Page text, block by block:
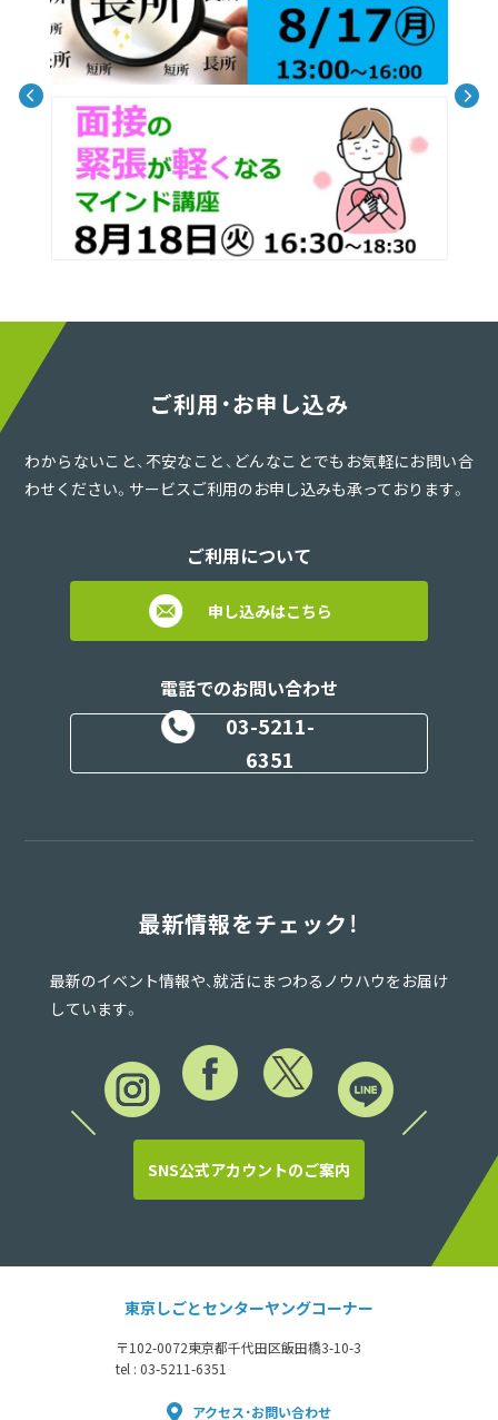
ご利用・お申し込み
わからないこと、不安なこと、どんなことでもお気軽にお問い合
わせください。サービスご利用のお申し込みも承っております。
ご利用について
申し込みはこちら
電話でのお問い合わせ
03-5211-
6351
最新情報をチェック！
最新のイベント情報や、就活にまつわるノウハウをお届け
しています。
SNS公式アカウントのご案内
東京しごとセンターヤングコーナー
〒102-0072東京都千代田区飯田橋3-10-3
tel : 03-5211-6351
アクセス・お問い合わせ